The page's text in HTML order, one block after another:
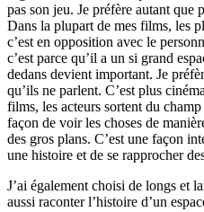
pas son jeu. Je préfère autant que
Dans la plupart de mes films, les
cʼest en opposition avec le
cʼest parce quʼil a un si grand
dedans devient important. Je
quʼils ne parlent. Cʼest plus
films, les acteurs sortent du
façon de voir les choses de
des gros plans. Cʼest une façon
une histoire et de se rapprocher
Jʼai également choisi de longs et
aussi raconter lʼhistoire dʼun